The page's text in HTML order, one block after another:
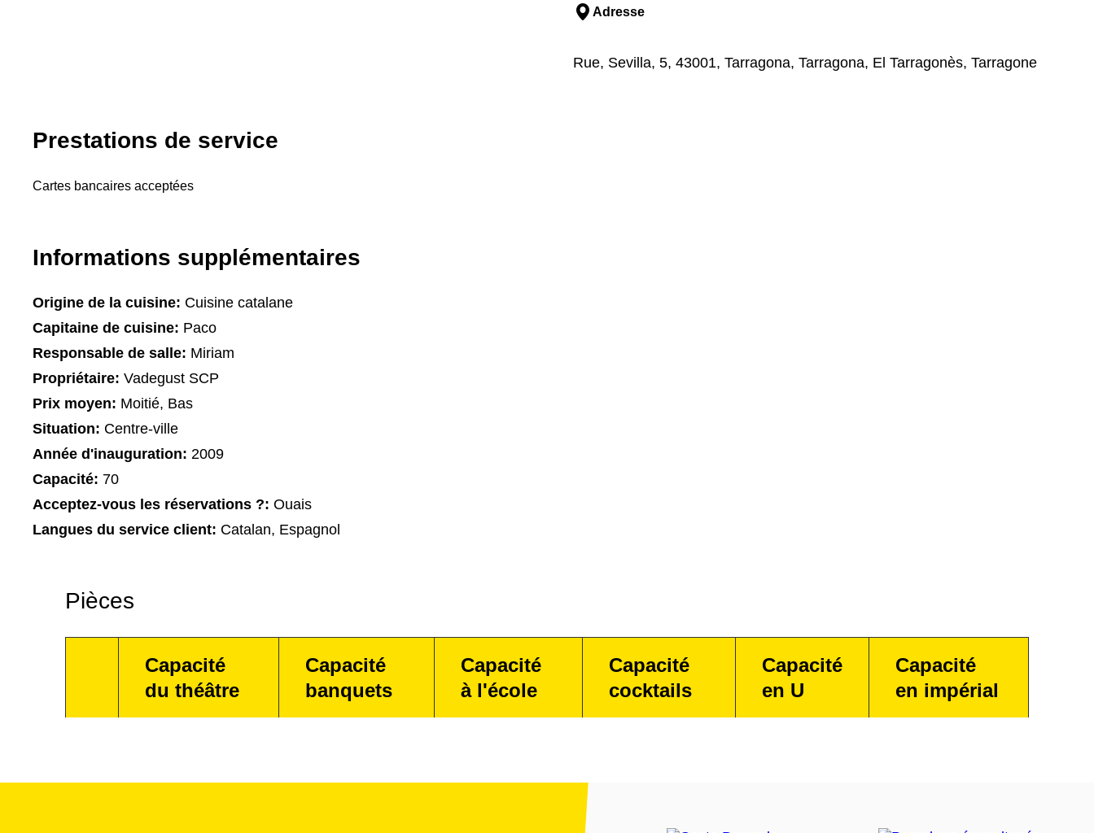
Adresse
Rue, Sevilla, 5, 43001, Tarragona, Tarragona, El Tarragonès, Tarragone
Prestations de service
Cartes bancaires acceptées
Informations supplémentaires
Origine de la cuisine: Cuisine catalane
Capitaine de cuisine: Paco
Responsable de salle: Miriam
Propriétaire: Vadegust SCP
Prix moyen: Moitié, Bas
Situation: Centre-ville
Année d'inauguration: 2009
Capacité: 70
Acceptez-vous les réservations ?: Ouais
Langues du service client: Catalan, Espagnol
Pièces
Capacité
du théâtre
Capacité
banquets
Capacité
à l'école
Capacité
cocktails
Capacité
en U
Capacité
en impérial